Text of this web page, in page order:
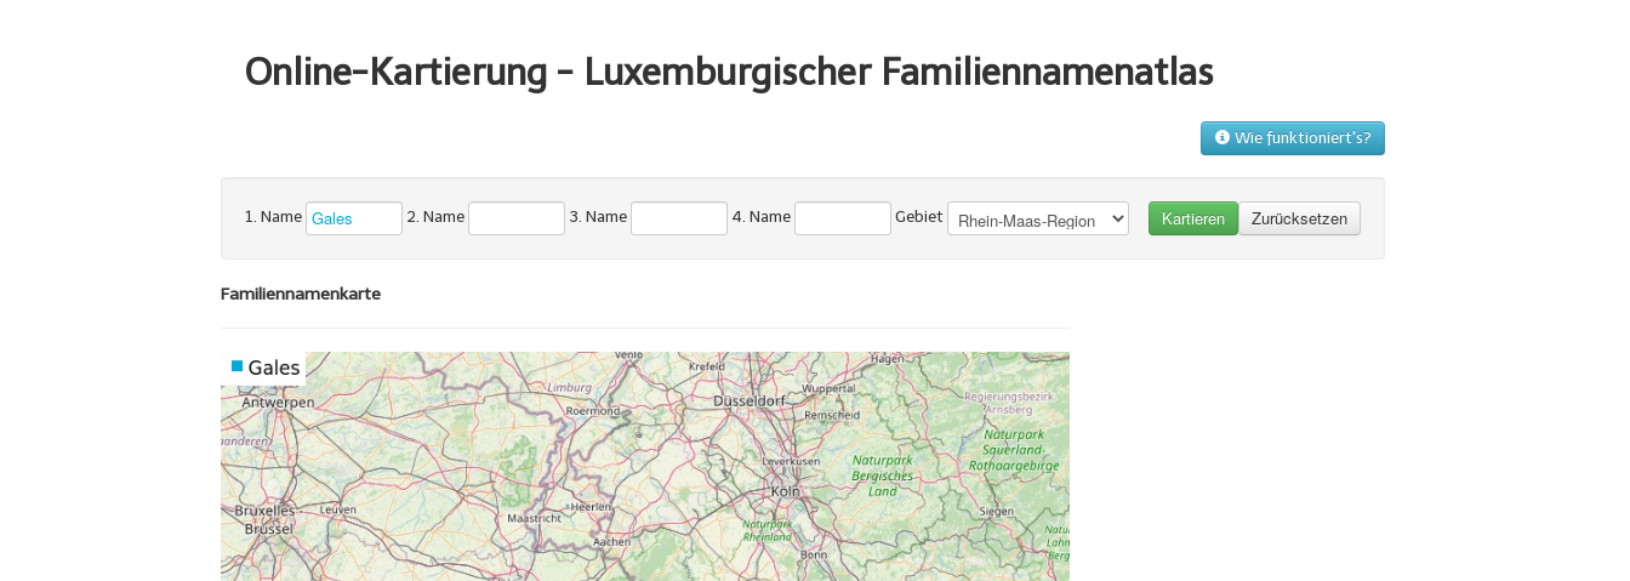
Online-Kartierung - Luxemburgischer Familiennamenatlas
Wie funktioniert's?
1. Name 2. Name 3. Name 4. Name Gebiet
Familiennamenkarte